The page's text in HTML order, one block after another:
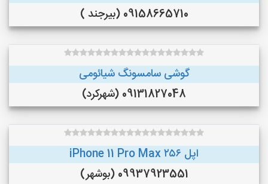
09158665710 (بیرجند )
گوشی سامسونگ شیائومی
09131827048 (شهرکرد)
اپل iPhone 11 Pro Max ۲۵۶
09937923551 (بوشهر)